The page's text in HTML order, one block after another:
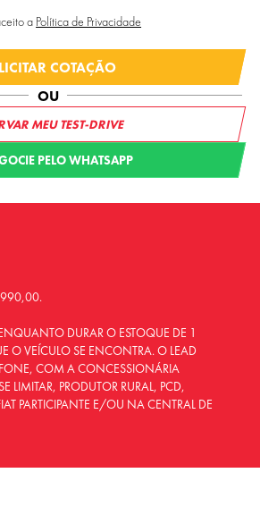
a Política de Privacidade
COTAÇÃO
OU
MEU TEST-DRIVE
PELO WHATSAPP
DURAR O ESTOQUE DE 1
O VEÍCULO SE ENCONTRA. O LEAD
COM A CONCESSIONÁRIA
LIMITAR, PRODUTOR RURAL, PCD,
PARTICIPANTE E/OU NA CENTRAL DE